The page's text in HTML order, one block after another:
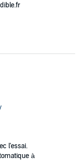
l'essai.
à